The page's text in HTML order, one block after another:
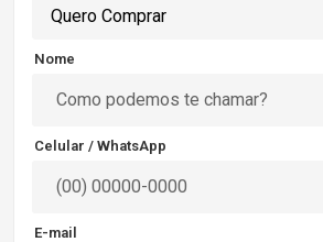
Quero Comprar
Nome
Celular / WhatsApp
E-mail